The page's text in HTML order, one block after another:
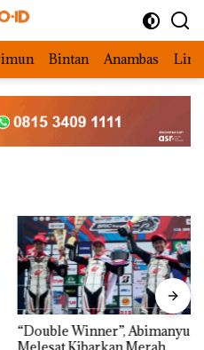
Bintan Anambas
“Double Winner”, Abimanyu
Melesat Kibarkan Merah